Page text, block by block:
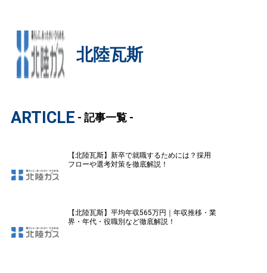
北陸瓦斯
ARTICLE - 記事一覧 -
【北陸瓦斯】新卒で就職するためには？採用
フローや選考対策を徹底解説！
【北陸瓦斯】平均年収565万円｜年収推移・業
界・年代・役職別など徹底解説！